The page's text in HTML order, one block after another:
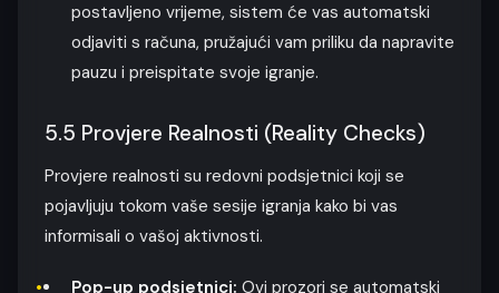
postavljeno vrijeme, sistem će vas automatski
odjaviti s računa, pružajući vam priliku da napravite
pauzu i preispitate svoje igranje.
5.5 Provjere Realnosti (Reality Checks)
Provjere realnosti su redovni podsjetnici koji se
pojavljuju tokom vaše sesije igranja kako bi vas
informisali o vašoj aktivnosti.
Pop-up podsjetnici: Ovi prozori se automatski